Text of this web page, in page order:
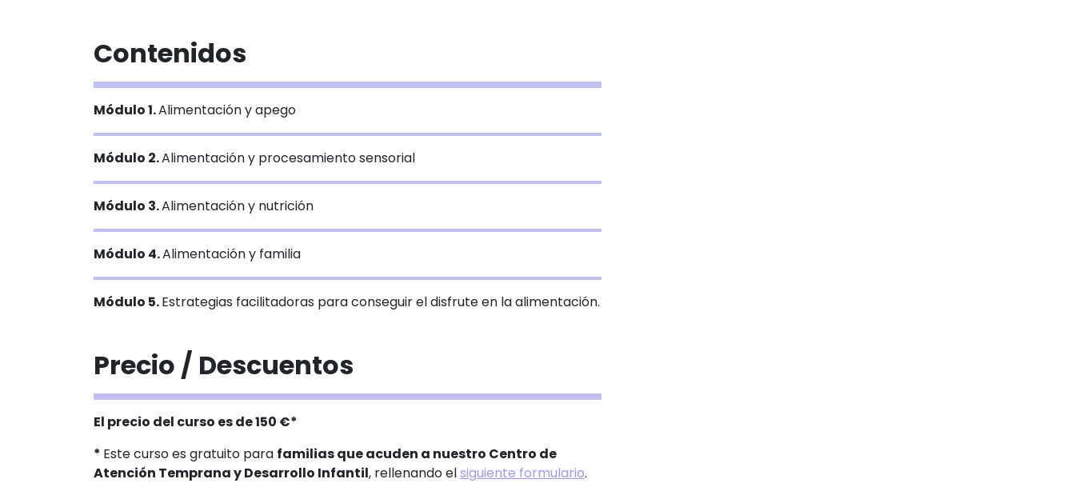
Contenidos
Módulo 1.Alimentación y apego
Módulo 2.Alimentación y procesamiento sensorial
Módulo 3.Alimentación y nutrición
Módulo 4.Alimentación y familia
Módulo 5.Estrategias facilitadoras para conseguir el disfrute en la alimentación.
Precio / Descuentos
El precio del curso es de 150 €*
* Este curso es gratuito para familias que acuden a nuestro Centro de
Atención Temprana y Desarrollo Infantil, rellenando elsiguiente formulario.